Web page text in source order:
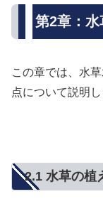
第2章：
この章では、水
点について説明し
2.1 水草の植